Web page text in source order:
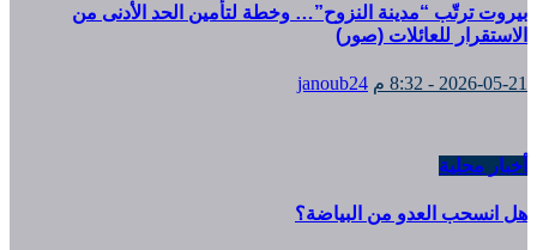
بيروت ترتّب “مدينة النزوح”… وخطة لتأمين الحد الأدنى من
الاستقرار للعائلات (صور)
2026-05-21 - 8:32 م janoub24
أخبار محلية
هل انسحب العدو من البياضة؟